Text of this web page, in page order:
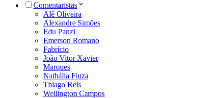
Comentaristas
Alê Oliveira
Alexandre Simões
Edu Panzi
Emerson Romano
Fabrício
João Vitor Xavier
Marques
Nathália Fiuza
Thiago Reis
Wellington Campos